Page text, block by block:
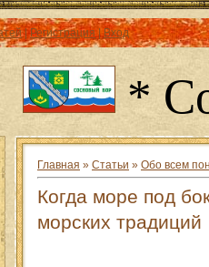
|Регистрация |Вход
*
Главная » Статьи » Обо всем
Когда море под
морских традиций